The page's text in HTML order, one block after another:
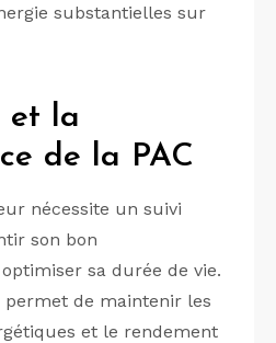
substantielles sur
et la
de la PAC
nécessite un suivi
son bon
sa durée de vie.
permet de maintenir les
et le rendement